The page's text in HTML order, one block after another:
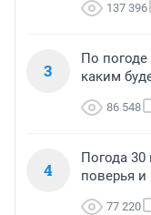
137 396
3
По
каким
86 548
4
Погода
поверья
77 220